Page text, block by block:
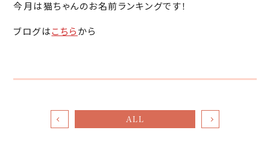
今月は猫ちゃんのお名前ランキングです！
ブログはこちらから
ALL